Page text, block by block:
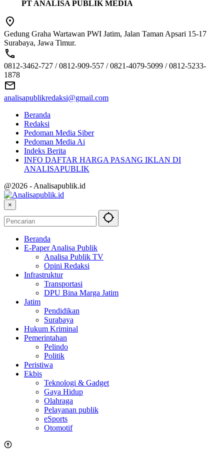
PT ANALISA PUBLIK MEDIA
Gedung Graha Wartawan PWI Jatim, Jalan Taman Apsari 15-17
Surabaya, Jawa Timur.
0812-3462-727 / 0812-909-557 / 0821-4079-5099 / 0812-5233-
1878
analisapublikredaksi@gmail.com
Beranda
Redaksi
Pedoman Media Siber
Pedoman Media Ai
Indeks Berita
INFO DAFTAR HARGA PASANG IKLAN DI
ANALISAPUBLIK
@2026 - Analisapublik.id
×
Beranda
E-Paper Analisa Publik
Analisa Publik TV
Opini Redaksi
Infrastruktur
Transportasi
DPU Bina Marga Jatim
Jatim
Pendidikan
Surabaya
Hukum Kriminal
Pemerintahan
Pelindo
Politik
Peristiwa
Ekbis
Teknologi & Gadget
Gaya Hidup
Olahraga
Pelayanan publik
eSports
Otomotif